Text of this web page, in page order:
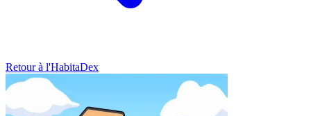
Retour à l'HabitaDex